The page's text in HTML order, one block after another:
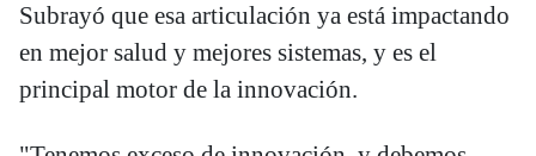
Subrayó que esa articulación ya está impactando
en mejor salud y mejores sistemas, y es el
principal motor de la innovación.